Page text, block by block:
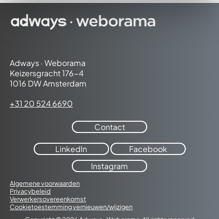
Adways · Weborama
Keizersgracht 176-4
1016 DW Amsterdam
+31 20 524 6690
Contact
LinkedIn
Facebook
Instagram
Algemene voorwaarden
Privacybeleid
Verwerkersovereenkomst
Cookietoestemming vernieuwen/wijzigen